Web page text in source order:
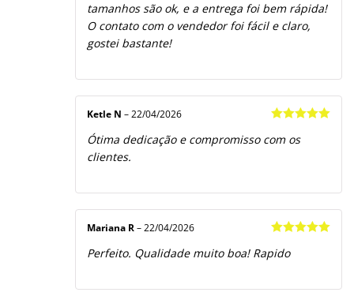
tamanhos são ok, e a entrega foi bem rápida!
O contato com o vendedor foi fácil e claro,
gostei bastante!
de 5
Ketle N – 22/04/2026
Ótima dedicação e compromisso com os
clientes.
de 5
Mariana R – 22/04/2026
Perfeito. Qualidade muito boa! Rapido